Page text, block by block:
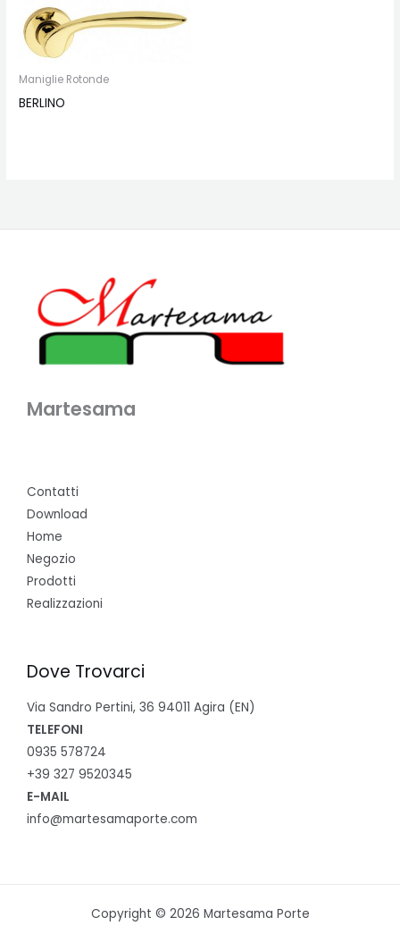
Maniglie Rotonde
BERLINO
Martesama
Contatti
Download
Home
Negozio
Prodotti
Realizzazioni
Dove Trovarci
Via Sandro Pertini, 36 94011 Agira (EN)
TELEFONI
0935 578724
+39 327 9520345
E-MAIL
info@martesamaporte.com
Copyright © 2026 Martesama Porte